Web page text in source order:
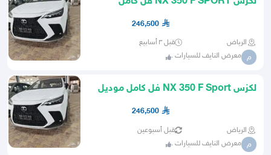
246,500
الرياض قبل ٣ أسابيع
م معرض النايف للسيارات .
لكزس NX 350 F Sport فل كامل موديل
246,500
الرياض قبل أسبوعين
م معرض النايف للسيارات .